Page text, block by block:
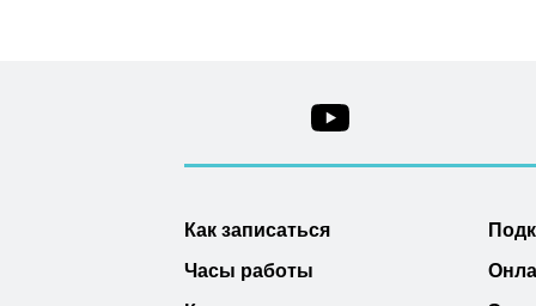
Как записаться
Часы работы